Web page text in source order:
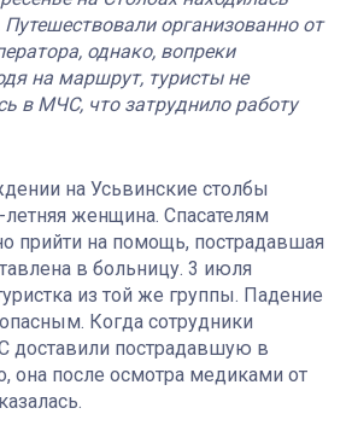
организованно от
однако, вопреки
на маршрут, туристы не
в МЧС, что затруднило работу
на Усьвинские столбы
женщина. Спасателям
прийти на помощь, пострадавшая
в больницу. 3 июля
из той же группы. Падение
Когда сотрудники
доставили пострадавшую в
она после осмотра медиками от